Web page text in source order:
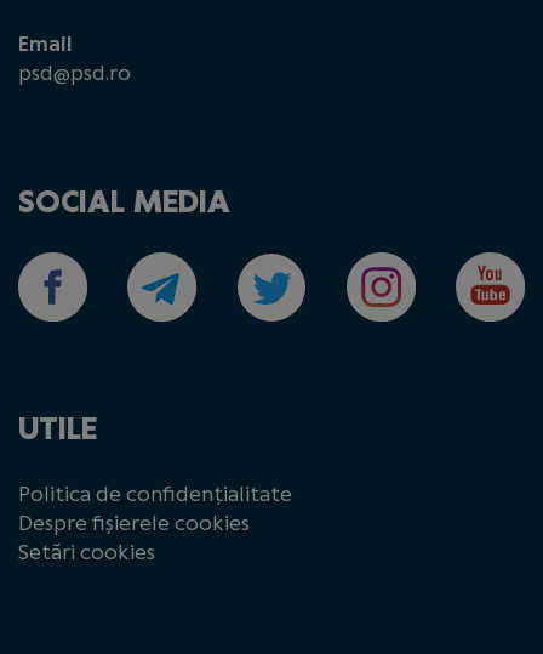
Email
psd@psd.ro
SOCIAL MEDIA
UTILE
Politica de confidențialitate
Despre fișierele cookies
Setări cookies